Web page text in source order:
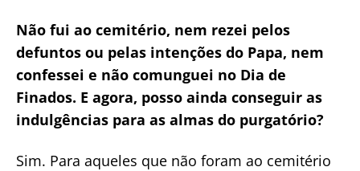
Não fui ao cemitério, nem rezei pelos
defuntos ou pelas intenções do Papa, nem
confessei e não comunguei no Dia de
Finados. E agora, posso ainda conseguir as
indulgências para as almas do purgatório?
Sim. Para aqueles que não foram ao cemitério